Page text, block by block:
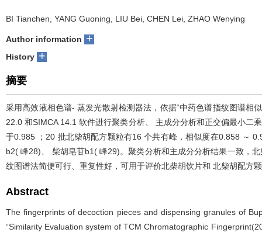
BI Tianchen, YANG Guoning, LIU Bei, CHEN Lei, ZHAO Wenying
Author information +
History +
摘要
采用高效液相色谱- 蒸发光散射检测器法，依据“中药色谱指纹图谱相
22.0 和SIMCA 14.1 软件进行聚类分析、 主成分分析和正交偏最小
于0.985 ；20 批北柴胡配方颗粒有16 个共有峰，相似度在0.858 ～
b2( 峰28)、 柴胡皂苷b1( 峰29)。聚类分析和主成分分析结果一致，
纹图谱法简便可行、重复性好，可用于评价北柴胡饮片和 北柴胡配方
Abstract
The fingerprints of decoction pieces and dispensing granules of
“Similarity Evaluation system of TCM Chromatographic